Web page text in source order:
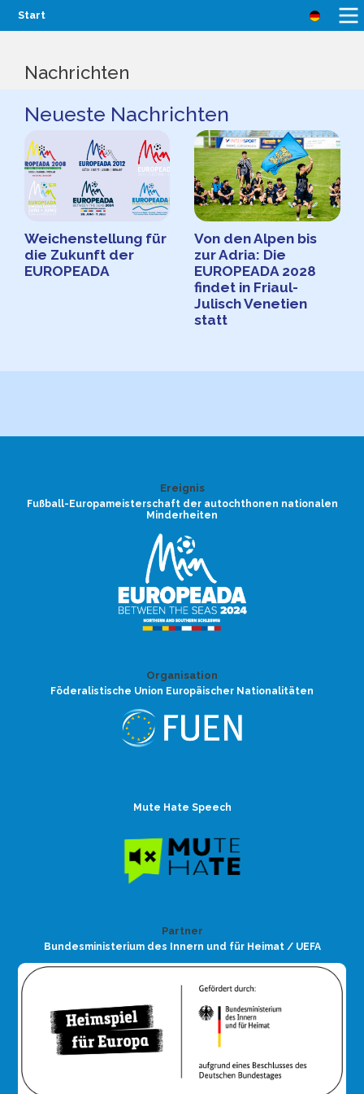
Start
Nachrichten
Neueste Nachrichten
Weichenstellung für
die Zukunft der
EUROPEADA
Von den Alpen bis
zur Adria: Die
EUROPEADA 2028
findet in Friaul-
Julisch Venetien
statt
Ereignis
Fußball-Europameisterschaft der autochthonen nationalen
Minderheiten
Organisation
Föderalistische Union Europäischer Nationalitäten
Mute Hate Speech
Partner
Bundesministerium des Innern und für Heimat / UEFA